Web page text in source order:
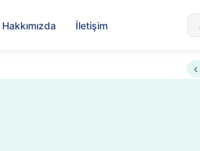
Hakkımızda İletişim
‹